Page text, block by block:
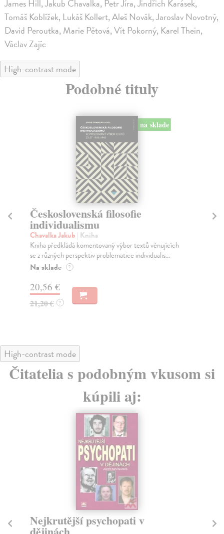
James Hill, Jakub Chavalka, Petr Jíra, Jindřich Karásek,
Tomáš Koblížek, Lukáš Kollert, Aleš Novák, Jaroslav Novotný,
David Peroutka, Marie Pětová, Vít Pokorný, Karel Thein,
Václav Zajíc
High-contrast mode
Podobné tituly
na sklade
Československá filosofie
individualismu
Chavalka Jakub | Kniha
Kniha předkládá komentovaný výbor textů věnujících
se z různých perspektiv problematice individualis...
Na sklade ?
20,56 €
21,20 € ?
High-contrast mode
Čitatelia s podobným vkusom si
kúpili aj:
Nejkrutější psychopati v